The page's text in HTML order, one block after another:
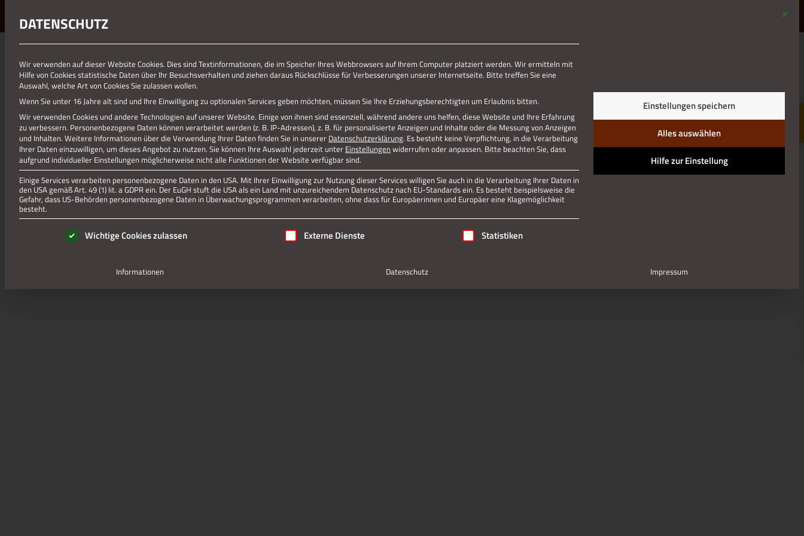
01.01.1970
NATALIE GUNTHER2_1 Jetzt teilen
Mit
DATENSCHUTZ
Wir verwenden auf dieser Website Cookies. Dies sind Textinformationen, die im Speicher Ihres Webbrowsers auf Ihrem Computer platziert werden. Wir ermitteln mit
Hilfe von Cookies statistische Daten über Ihr Besuchsverhalten und ziehen daraus Rückschlüsse für Verbesserungen unserer Internetseite. Bitte treffen Sie eine
Auswahl, welche Art von Cookies Sie zulassen wollen.
Wenn Sie unter 16 Jahre alt sind und Ihre Einwilligung zu optionalen Services geben möchten, müssen Sie Ihre Erziehungsberechtigten um Erlaubnis bitten.
Wir verwenden Cookies und andere Technologien auf unserer Website. Einige von ihnen sind essenziell, während andere uns helfen, diese Website und Ihre Erfahrung
zu verbessern. Personenbezogene Daten können verarbeitet werden (z. B. IP-Adressen), z. B. für personalisierte Anzeigen und Inhalte oder die Messung von Anzeigen
und Inhalten. Weitere Informationen über die Verwendung Ihrer Daten finden Sie in unserer Datenschutzerklärung. Es besteht keine Verpflichtung, in die Verarbeitung
Ihrer Daten einzuwilligen, um dieses Angebot zu nutzen. Sie können Ihre Auswahl jederzeit unter Einstellungen widerrufen oder anpassen. Bitte beachten Sie, dass
aufgrund individueller Einstellungen möglicherweise nicht alle Funktionen der Website verfügbar sind.
Einige Services verarbeiten personenbezogene Daten in den USA. Mit Ihrer Einwilligung zur Nutzung dieser Services willigen Sie auch in die Verarbeitung Ihrer Daten in
den USA gemäß Art. 49 (1) lit. a GDPR ein. Der EuGH stuft die USA als ein Land mit unzureichendem Datenschutz nach EU-Standards ein. Es besteht beispielsweise die
Gefahr, dass US-Behörden personenbezogene Daten in Überwachungsprogrammen verarbeiten, ohne dass für Europäerinnen und Europäer eine Klagemöglichkeit
besteht.
Es folgt eine Liste der Service-Gruppen, für die eine Einwilligung erteilt werden kann. Die erste Service-Gruppe ist essenziell und kann nicht abgewählt werden.
Wichtige Cookies zulassen Externe Dienste Statistiken
Einstellungen speichern
Alles auswählen
Hilfe zur Einstellung
Informationen Datenschutz Impressum